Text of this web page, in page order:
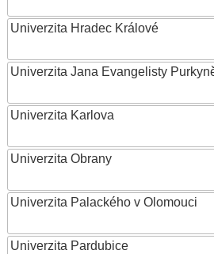
Univerzita Hradec Králové
Univerzita Jana Evangelisty
Univerzita Karlova
Univerzita Obrany
Univerzita Palackého v Olomouci
Univerzita Pardubice